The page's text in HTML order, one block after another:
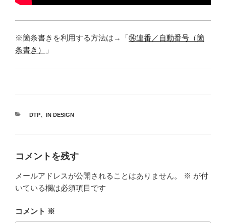
※箇条書きを利用する方法は→「⑭連番／自動番号（箇
条書き）
」
カ
DTP、 IN DESIGN
コメントを残す
メールアドレスが公開されることはありません。 ※ が付
いている欄は必須項目です
コメント ※